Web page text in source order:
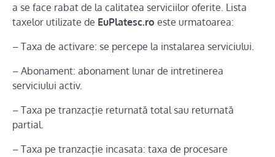
a se face rabat de la calitatea serviciilor oferite. Lista
taxelor utilizate de EuPlatesc.ro este urmatoarea:
– Taxa de activare: se percepe la instalarea serviciului.
– Abonament: abonament lunar de intretinerea
serviciului activ.
– Taxa pe tranzacţie returnată total sau returnată
partial.
– Taxa pe tranzacţie incasata: taxa de procesare